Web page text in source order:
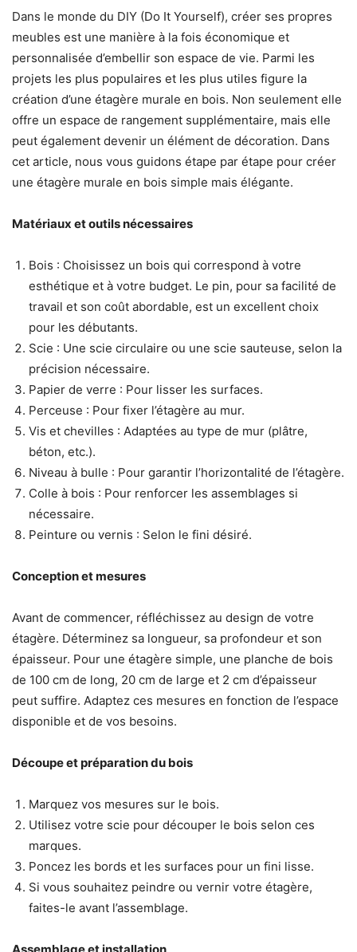
Dans le monde du DIY (Do It Yourself), créer ses propres
meubles est une manière à la fois économique et
personnalisée d’embellir son espace de vie. Parmi les
projets les plus populaires et les plus utiles figure la
création d’une étagère murale en bois. Non seulement elle
offre un espace de rangement supplémentaire, mais elle
peut également devenir un élément de décoration. Dans
cet article, nous vous guidons étape par étape pour créer
une étagère murale en bois simple mais élégante.
Matériaux et outils nécessaires
Bois : Choisissez un bois qui correspond à votre
esthétique et à votre budget. Le pin, pour sa facilité de
travail et son coût abordable, est un excellent choix
pour les débutants.
Scie : Une scie circulaire ou une scie sauteuse, selon la
précision nécessaire.
Papier de verre : Pour lisser les surfaces.
Perceuse : Pour fixer l’étagère au mur.
Vis et chevilles : Adaptées au type de mur (plâtre,
béton, etc.).
Niveau à bulle : Pour garantir l’horizontalité de l’étagère.
Colle à bois : Pour renforcer les assemblages si
nécessaire.
Peinture ou vernis : Selon le fini désiré.
Conception et mesures
Avant de commencer, réfléchissez au design de votre
étagère. Déterminez sa longueur, sa profondeur et son
épaisseur. Pour une étagère simple, une planche de bois
de 100 cm de long, 20 cm de large et 2 cm d’épaisseur
peut suffire. Adaptez ces mesures en fonction de l’espace
disponible et de vos besoins.
Découpe et préparation du bois
Marquez vos mesures sur le bois.
Utilisez votre scie pour découper le bois selon ces
marques.
Poncez les bords et les surfaces pour un fini lisse.
Si vous souhaitez peindre ou vernir votre étagère,
faites-le avant l’assemblage.